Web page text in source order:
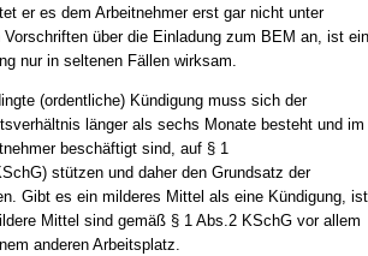
er es dem Arbeitnehmer erst gar nicht unter
über die Einladung zum BEM an, ist
nur in seltenen Fällen wirksam.
(ordentliche) Kündigung muss sich der
länger als sechs Monate besteht und im
beschäftigt sind, auf § 1
stützen und daher den Grundsatz der
Gibt es ein milderes Mittel als eine Kündigung, ist
Mittel sind gemäß § 1 Abs.2 KSchG vor allem
anderen Arbeitsplatz.